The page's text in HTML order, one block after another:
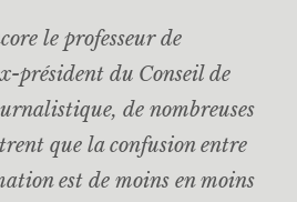
le professeur de
président du Conseil de
de nombreuses
que la confusion entre
est de moins en moins